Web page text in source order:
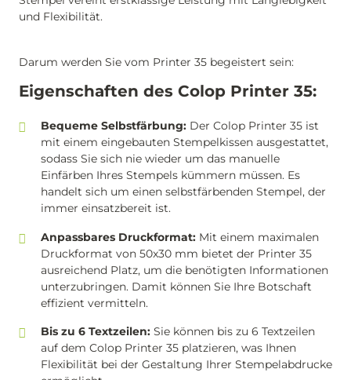
und Flexibilität.
Darum werden Sie vom Printer 35 begeistert sein:
Eigenschaften des Colop Printer 35:
Bequeme Selbstfärbung: Der Colop Printer 35 ist
mit einem eingebauten Stempelkissen ausgestattet,
sodass Sie sich nie wieder um das manuelle
Einfärben Ihres Stempels kümmern müssen. Es
handelt sich um einen selbstfärbenden Stempel, der
immer einsatzbereit ist.
Anpassbares Druckformat: Mit einem maximalen
Druckformat von 50x30 mm bietet der Printer 35
ausreichend Platz, um die benötigten Informationen
unterzubringen. Damit können Sie Ihre Botschaft
effizient vermitteln.
Bis zu 6 Textzeilen: Sie können bis zu 6 Textzeilen
auf dem Colop Printer 35 platzieren, was Ihnen
Flexibilität bei der Gestaltung Ihrer Stempelabdrucke